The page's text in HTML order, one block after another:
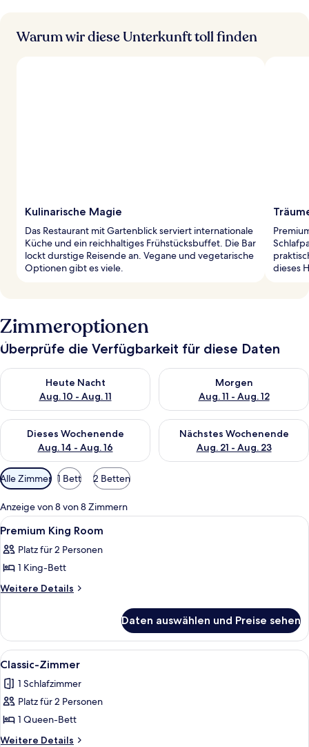
Warum wir diese Unterkunft toll finden
Kulinarische Magie
Das Restaurant mit Gartenblick serviert internationale
Küche und ein reichhaltiges Frühstücksbuffet. Die Bar
lockt durstige Reisende an. Vegane und vegetarische
Optionen gibt es viele.
dieses
Zimmeroptionen
Überprüfe die Verfügbarkeit für diese Daten
Heute Nacht
Aug. 10 - Aug. 11
Überprüfe die Verfügbarkeit für heute Nacht, Aug. 10 - Aug.
Morgen
Aug. 11 - Aug. 12
Überprüfe die Verfügbarkeit
Dieses Wochenende
Aug. 14 - Aug. 16
Überprüfe die Verfügbarkeit für dieses Wochenende, Aug. 14
Nächstes Wochenende
Aug. 21 - Aug. 23
Überprüfe die Verfügbarkeit
Verfügbare
Filter
für
Zimmer
Alle Zimmer 1 Bett 2 Betten
Anzeige von 8 von 8 Zimmern
Alle
Fotos
für
Premium
King
Hochwertige Bettwaren, Minibar,
6
Premium King Room
Platz für 2 Personen
1 King-Bett
Weitere Details
Weitere
King
Room
Daten auswählen und Preise sehen
Alle
Fotos
für
Classic-
Zimmer
anzeigen
Ein Hotelzimmer mit einem großen
4
Classic-Zimmer
1 Schlafzimmer
Platz für 2 Personen
1 Queen-Bett
Weitere Details
Weitere